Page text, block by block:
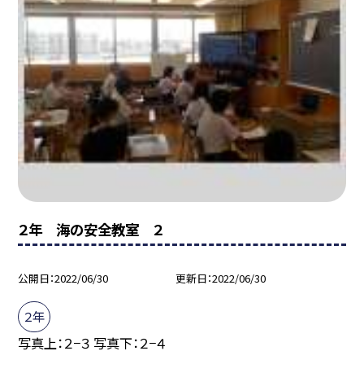
２年 海の安全教室 ２
公開日 2022/06/30 更新日 2022/06/30
２年
写真上：２−３ 写真下：２−４